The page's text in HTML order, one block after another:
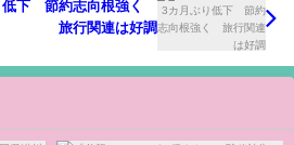
低下 節約志向根強く
旅行関連は好調